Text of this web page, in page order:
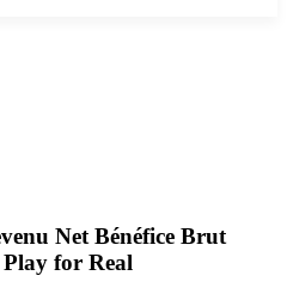
Net Bénéfice Brut
for Real